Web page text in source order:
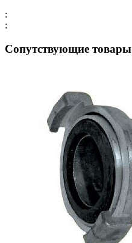
:
:
Сопутствующие товары